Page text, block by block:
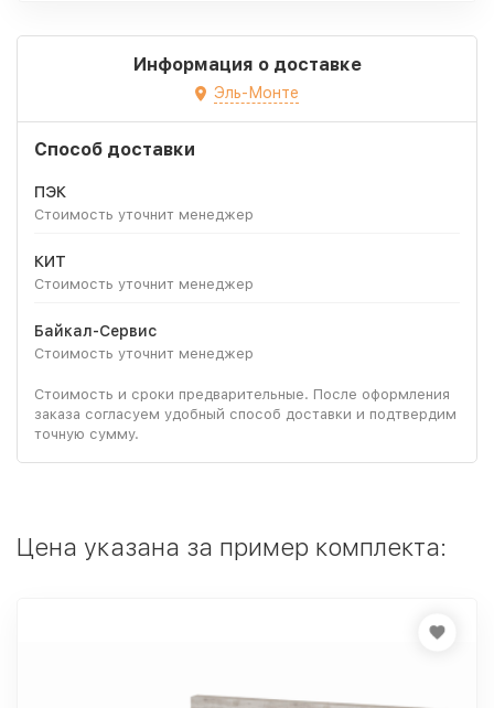
Информация о доставке
Эль-Монте
Способ доставки
ПЭК
Стоимость уточнит менеджер
КИТ
Стоимость уточнит менеджер
Байкал-Сервис
Стоимость уточнит менеджер
Стоимость и сроки предварительные. После оформления
заказа согласуем удобный способ доставки и подтвердим
точную сумму.
Цена указана за пример комплекта: